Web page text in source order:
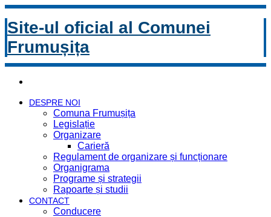
Site-ul oficial al Comunei
Frumușița
DESPRE NOI
Comuna Frumușița
Legislație
Organizare
Carieră
Regulament de organizare și funcționare
Organigrama
Programe și strategii
Rapoarte și studii
CONTACT
Conducere